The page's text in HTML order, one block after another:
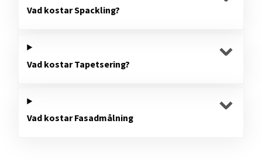
Vad kostar Spackling?
Vad kostar Tapetsering?
Vad kostar Fasadmålning